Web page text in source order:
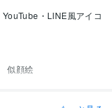
YouTube・LINE風アイコ
似顔絵